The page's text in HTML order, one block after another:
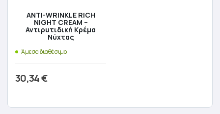
ANTI-WRINKLE RICH
NIGHT CREAM –
Αντιρυτιδική Κρέμα
Νύχτας
Άμεσα διαθέσιμο
30,34€